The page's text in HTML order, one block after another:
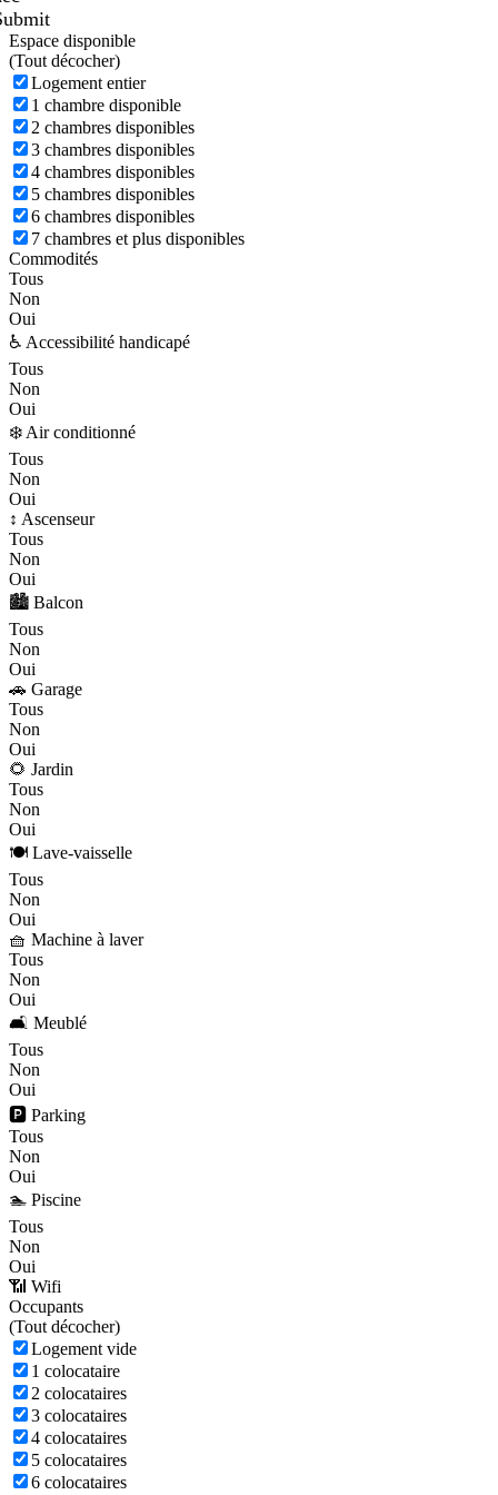
Espace disponible
(Tout décocher)
Logement entier
1 chambre disponible
2 chambres disponibles
3 chambres disponibles
4 chambres disponibles
5 chambres disponibles
6 chambres disponibles
7 chambres et plus disponibles
Commodités
Tous
Non
Oui
♿ Accessibilité handicapé
Tous
Non
Oui
❄️ Air conditionné
Tous
Non
Oui
↕️ Ascenseur
Tous
Non
Oui
🏙️ Balcon
Tous
Non
Oui
🚗 Garage
Tous
Non
Oui
🌻 Jardin
Tous
Non
Oui
🍽️ Lave-vaisselle
Tous
Non
Oui
🧺 Machine à laver
Tous
Non
Oui
🛋️ Meublé
Tous
Non
Oui
🅿️ Parking
Tous
Non
Oui
🏊 Piscine
Tous
Non
Oui
📶 Wifi
Occupants
(Tout décocher)
Logement vide
1 colocataire
2 colocataires
3 colocataires
4 colocataires
5 colocataires
6 colocataires